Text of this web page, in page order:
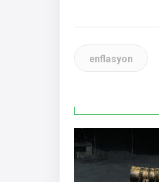
enflasyon